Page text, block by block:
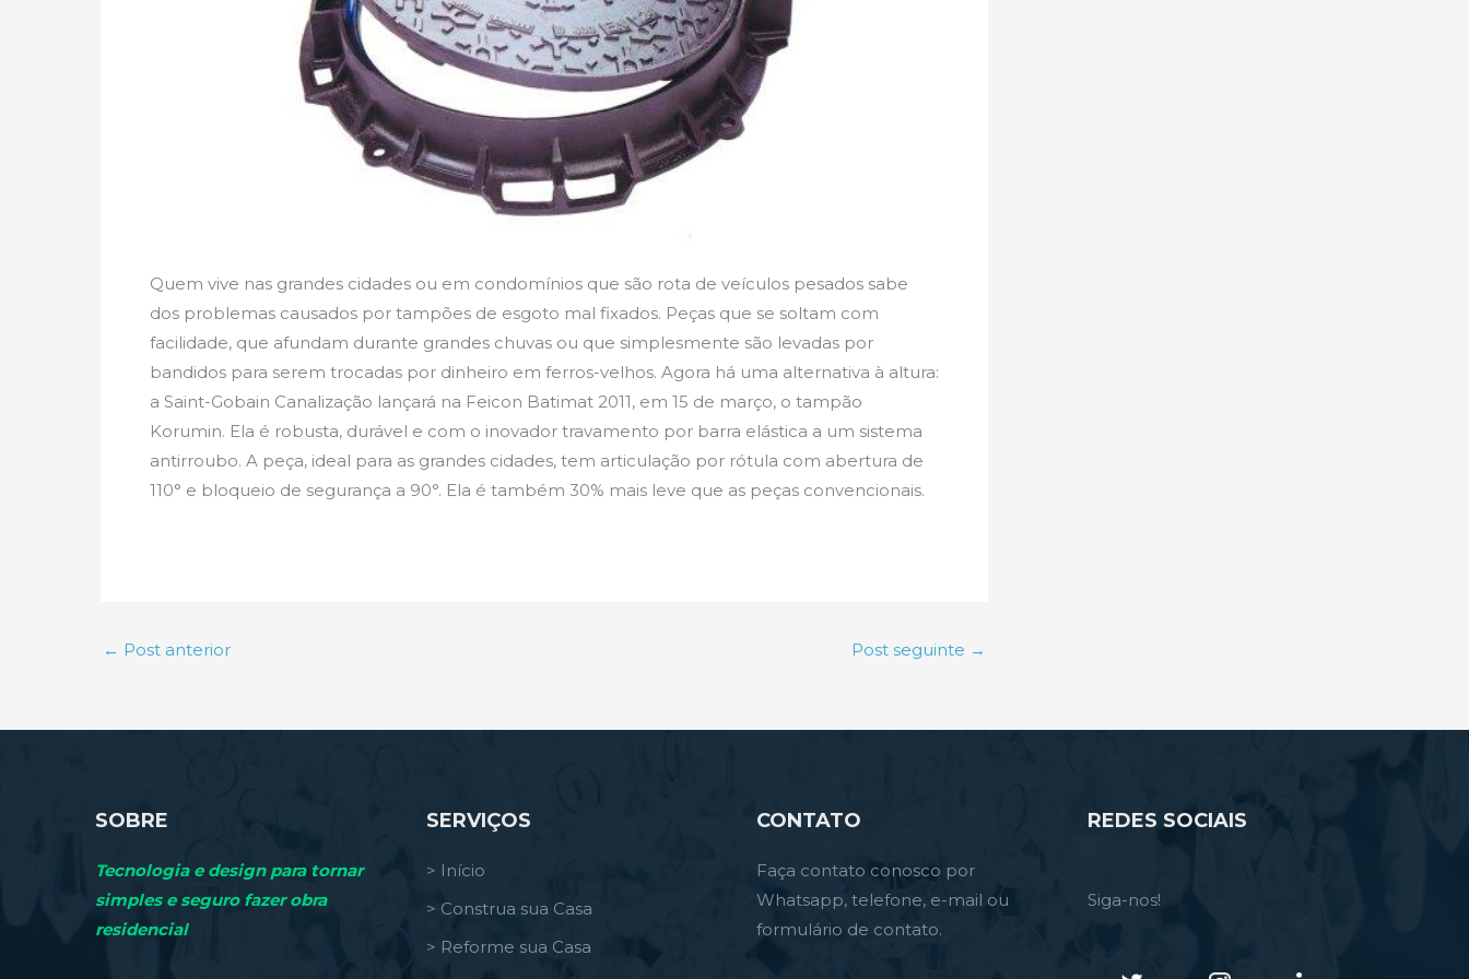
Quem vive nas grandes cidades ou em condomínios que são rota de veículos pesados sabe
dos problemas causados por tampões de esgoto mal fixados. Peças que se soltam com
facilidade, que afundam durante grandes chuvas ou que simplesmente são levadas por
bandidos para serem trocadas por dinheiro em ferros-velhos. Agora há uma alternativa à altura:
a Saint-Gobain Canalização lançará na Feicon Batimat 2011, em 15 de março, o tampão
Korumin. Ela é robusta, durável e com o inovador travamento por barra elástica a um sistema
antirroubo. A peça, ideal para as grandes cidades, tem articulação por rótula com abertura de
110° e bloqueio de segurança a 90°. Ela é também 30% mais leve que as peças convencionais.
← Post anterior Post seguinte →
SOBRE
Tecnologia e design para tornar
simples e seguro fazer obra
residencial
SERVIÇOS
> Início
> Construa sua Casa
> Reforme sua Casa
CONTATO
Faça contato conosco por
Whatsapp, telefone, e-mail ou
formulário de contato.
REDES SOCIAIS
Siga-nos!